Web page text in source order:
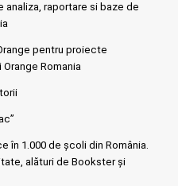
raportare si baze de
pentru proiecte
Romania
în 1.000 de școli din România.
alături de Bookster și